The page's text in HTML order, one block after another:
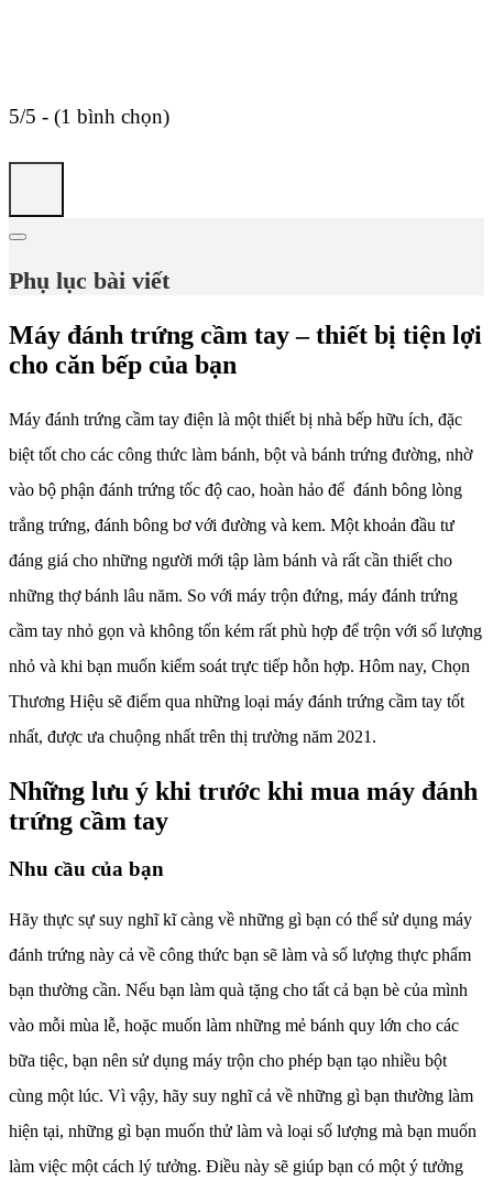
5/5 - (1 bình chọn)
Phụ lục bài viết
Máy đánh trứng cầm tay – thiết bị tiện lợi
cho căn bếp của bạn
Máy đánh trứng cầm tay điện là một thiết bị nhà bếp hữu ích, đặc
biệt tốt cho các công thức làm bánh, bột và bánh trứng đường, nhờ
vào bộ phận đánh trứng tốc độ cao, hoàn hảo để đánh bông lòng
trắng trứng, đánh bông bơ với đường và kem. Một khoản đầu tư
đáng giá cho những người mới tập làm bánh và rất cần thiết cho
những thợ bánh lâu năm. So với máy trộn đứng, máy đánh trứng
cầm tay nhỏ gọn và không tốn kém rất phù hợp để trộn với số lượng
nhỏ và khi bạn muốn kiểm soát trực tiếp hỗn hợp. Hôm nay, Chọn
Thương Hiệu sẽ điểm qua những loại máy đánh trứng cầm tay tốt
nhất, được ưa chuộng nhất trên thị trường năm 2021.
Những lưu ý khi trước khi mua máy đánh
trứng cầm tay
Nhu cầu của bạn
Hãy thực sự suy nghĩ kĩ càng về những gì bạn có thể sử dụng máy
đánh trứng này cả về công thức bạn sẽ làm và số lượng thực phẩm
bạn thường cần. Nếu bạn làm quà tặng cho tất cả bạn bè của mình
vào mỗi mùa lễ, hoặc muốn làm những mẻ bánh quy lớn cho các
bữa tiệc, bạn nên sử dụng máy trộn cho phép bạn tạo nhiều bột
cùng một lúc. Vì vậy, hãy suy nghĩ cả về những gì bạn thường làm
hiện tại, những gì bạn muốn thử làm và loại số lượng mà bạn muốn
làm việc một cách lý tưởng. Điều này sẽ giúp bạn có một ý tưởng